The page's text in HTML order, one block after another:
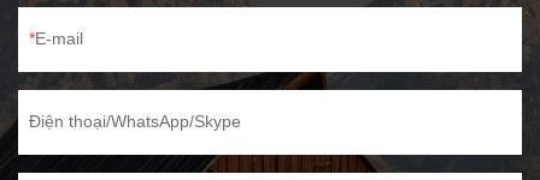
E-mail
Điện thoại/WhatsApp/Skype